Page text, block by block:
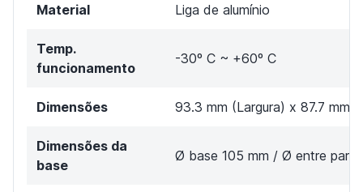
Material Liga de alumínio
Temp.
funcionamento
-30º C ~ +60º C
Dimensões 93.3 mm (Largura) x 87.7 mm
Dimensões da
base
Ø base 105 mm / Ø entre